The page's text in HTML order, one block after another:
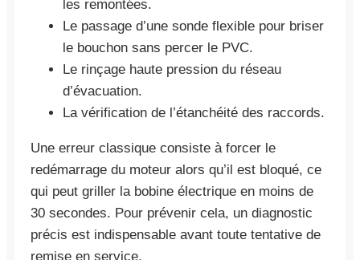
les remontées.
Le passage d’une sonde flexible pour briser
le bouchon sans percer le PVC.
Le rinçage haute pression du réseau
d’évacuation.
La vérification de l’étanchéité des raccords.
Une erreur classique consiste à forcer le
redémarrage du moteur alors qu’il est bloqué, ce
qui peut griller la bobine électrique en moins de
30 secondes. Pour prévenir cela, un diagnostic
précis est indispensable avant toute tentative de
remise en service.